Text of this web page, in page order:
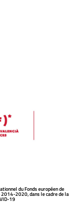
du Fonds européen de
2014-2020, dans le cadre de la
19